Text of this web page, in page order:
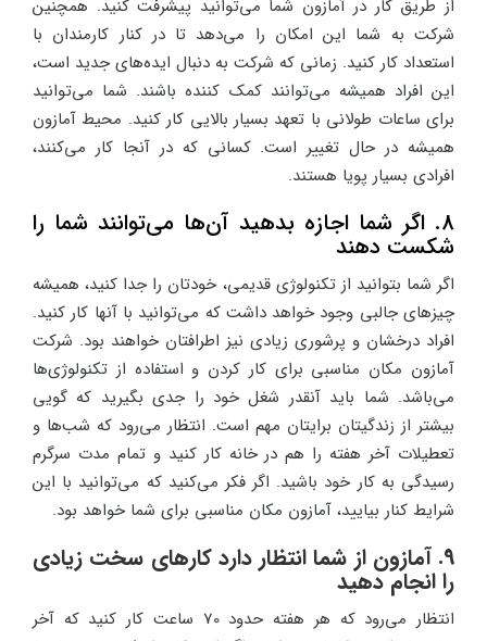
از طریق کار در آمازون شما می‌توانید پیشرفت کنید. همچنین
شرکت به شما این امکان را می‌دهد تا در کنار کارمندان با
استعداد کار کنید. زمانی که شرکت به دنبال ایده‌های جدید است،
این افراد همیشه می‌توانند کمک کننده باشند. شما می‌توانید
برای ساعات طولانی با تعهد بسیار بالایی کار کنید. محیط آمازون
همیشه در حال تغییر است. کسانی که در آنجا کار می‌کنند،
افرادی بسیار پویا هستند.
8. اگر شما اجازه بدهید آن‌ها می‌توانند شما را
شکست دهند
اگر شما بتوانید از تکنولوژی قدیمی، خودتان را جدا کنید، همیشه
چیزهای جالبی وجود خواهد داشت که می‌توانید با آنها کار کنید.
افراد درخشان و پرشوری زیادی نیز اطرافتان خواهند بود. شرکت
آمازون مکان مناسبی برای کار کردن و استفاده از تکنولوژی‌ها
می‌باشد. شما باید آنقدر شغل خود را جدی بگیرید که گویی
بیشتر از زندگیتان برایتان مهم است. انتظار می‌رود که شب‌ها و
تعطیلات آخر هفته را هم در خانه کار کنید و تمام مدت سرگرم
رسیدگی به کار خود باشید. اگر فکر می‌کنید که می‌توانید با این
شرایط کنار بیایید، آمازون مکان مناسبی برای شما خواهد بود.
9. آمازون از شما انتظار دارد کارهای سخت زیادی
را انجام دهید
انتظار می‌رود که هر هفته حدود 70 ساعت کار کنید که آخر